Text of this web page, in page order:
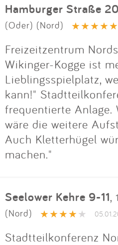
Hamburger Straße
(Oder) (Nord)
Freizeitzentrum
Wikinger-Kogge ist
Lieblingsspielplatz,
kann!"
frequentierte Anlage.
wäre die weitere
Auch Kletterhügel
machen."
Seelower Kehre 9-11,
(Nord)
Stadtteilkonferenz